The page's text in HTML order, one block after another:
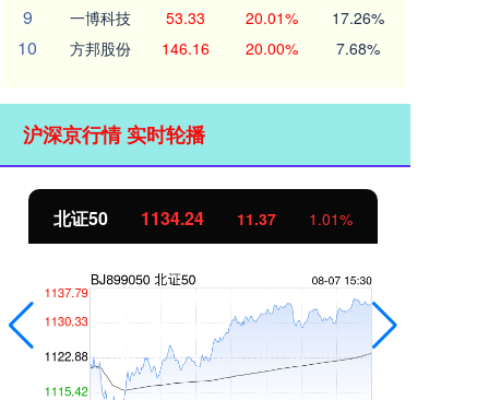
9 一博科技 53.33 20.01% 17.26%
10 方邦股份 146.16 20.00% 7.68%
沪深京行情 实时轮播
北证50 1134.24 11.37 1.01%